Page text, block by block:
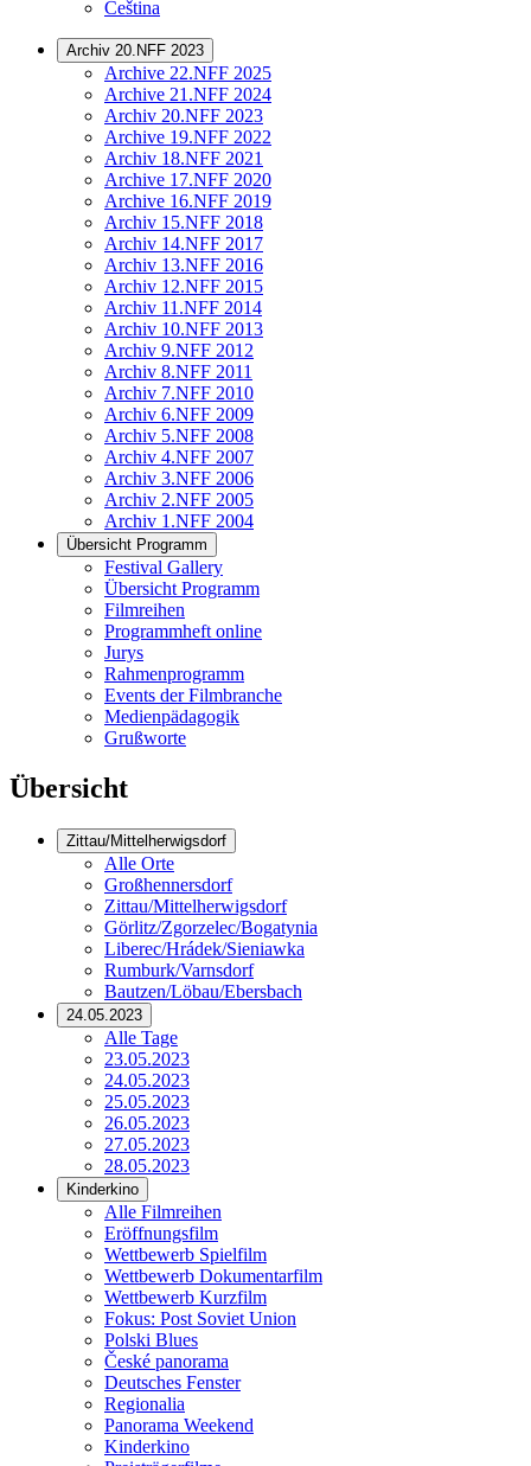
Čeština
Archiv 20.NFF 2023
Archive 22.NFF 2025
Archive 21.NFF 2024
Archiv 20.NFF 2023
Archive 19.NFF 2022
Archiv 18.NFF 2021
Archive 17.NFF 2020
Archive 16.NFF 2019
Archiv 15.NFF 2018
Archiv 14.NFF 2017
Archiv 13.NFF 2016
Archiv 12.NFF 2015
Archiv 11.NFF 2014
Archiv 10.NFF 2013
Archiv 9.NFF 2012
Archiv 8.NFF 2011
Archiv 7.NFF 2010
Archiv 6.NFF 2009
Archiv 5.NFF 2008
Archiv 4.NFF 2007
Archiv 3.NFF 2006
Archiv 2.NFF 2005
Archiv 1.NFF 2004
Übersicht Programm
Festival Gallery
Übersicht Programm
Filmreihen
Programmheft online
Jurys
Rahmenprogramm
Events der Filmbranche
Medienpädagogik
Grußworte
Übersicht
Zittau/Mittelherwigsdorf
Alle Orte
Großhennersdorf
Zittau/Mittelherwigsdorf
Görlitz/Zgorzelec/Bogatynia
Liberec/Hrádek/Sieniawka
Rumburk/Varnsdorf
Bautzen/Löbau/Ebersbach
24.05.2023
Alle Tage
23.05.2023
24.05.2023
25.05.2023
26.05.2023
27.05.2023
28.05.2023
Kinderkino
Alle Filmreihen
Eröffnungsfilm
Wettbewerb Spielfilm
Wettbewerb Dokumentarfilm
Wettbewerb Kurzfilm
Fokus: Post Soviet Union
Polski Blues
České panorama
Deutsches Fenster
Regionalia
Panorama Weekend
Kinderkino